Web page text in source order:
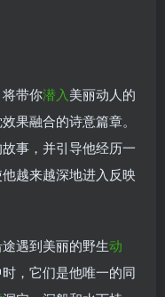
带你潜入美丽动人的
果融合的诗意篇章。
事，并引导他经历一
越来越深地进入反映
遇到美丽的野生动
，它们是他唯一的同